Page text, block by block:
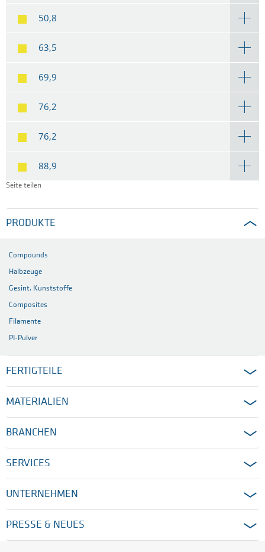
50,8
63,5
69,9
76,2
76,2
88,9
Seite teilen
PRODUKTE
Compounds
Halbzeuge
Gesint. Kunststoffe
Composites
Filamente
PI-Pulver
FERTIGTEILE
MATERIALIEN
BRANCHEN
SERVICES
UNTERNEHMEN
PRESSE & NEUES